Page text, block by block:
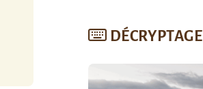
DÉCRYPTAGE